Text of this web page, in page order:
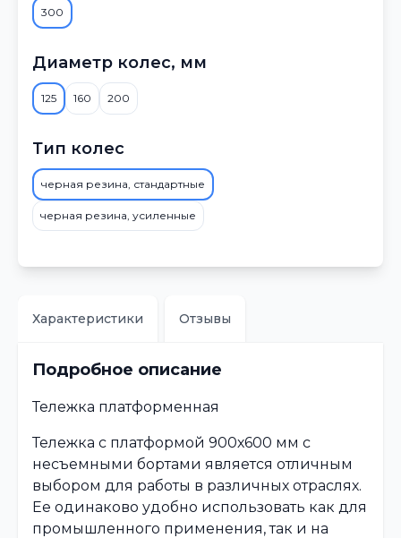
300
Диаметр колес, мм
125 160 200
Тип колес
черная резина, стандартные
черная резина, усиленные
Характеристики Отзывы
Подробное описание
Тележка платформенная
Тележка с платформой 900х600 мм с
несъемными бортами является отличным
выбором для работы в различных отраслях.
Ее одинаково удобно использовать как для
промышленного применения, так и на